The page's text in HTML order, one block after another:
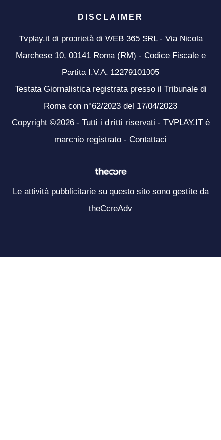
DISCLAIMER
Tvplay.it di proprietà di WEB 365 SRL - Via Nicola
Marchese 10, 00141 Roma (RM) - Codice Fiscale e
Partita I.V.A. 12279101005
Testata Giornalistica registrata presso il Tribunale di
Roma con n°62/2023 del 17/04/2023
Copyright ©2026 - Tutti i diritti riservati - TVPLAY.IT è
marchio registrato - Contattaci
Le attività pubblicitarie su questo sito sono gestite da
theCoreAdv